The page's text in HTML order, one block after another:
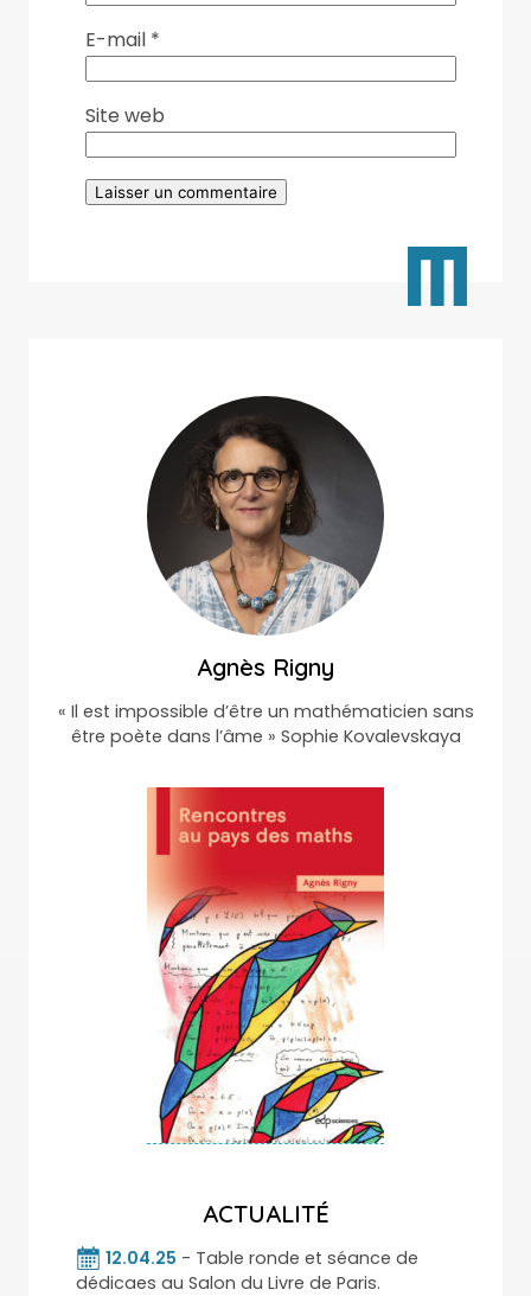
E-mail *
Site web
Agnès Rigny
« Il est impossible d’être un mathématicien sans
être poète dans l’âme » Sophie Kovalevskaya
ACTUALITÉ
12.04.25 - Table ronde et séance de
dédicaes au Salon du Livre de Paris.